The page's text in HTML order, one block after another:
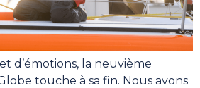
d’émotions, la neuvième
touche à sa fin. Nous avons